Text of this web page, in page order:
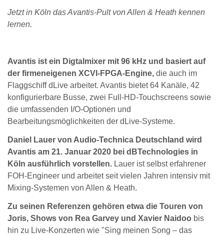
Jetzt in Köln das Avantis-Pult von Allen & Heath kennen
lernen.
Avantis ist ein Digtalmixer mit 96 kHz und basiert auf
der firmeneigenen XCVI-FPGA-Engine, die auch im
Flaggschiff dLive arbeitet. Avantis bietet 64 Kanäle, 42
konfigurierbare Busse, zwei Full-HD-Touchscreens sowie
die umfassenden I/O-Optionen und
Bearbeitungsmöglichkeiten der dLive-Systeme.
Daniel Lauer von Audio-Technica Deutschland wird
Avantis am 21. Januar 2020 bei dBTechnologies in
Köln ausführlich vorstellen. Lauer ist selbst erfahrener
FOH-Engineer und arbeitet seit vielen Jahren intensiv mit
Mixing-Systemen von Allen & Heath.
Zu seinen Referenzen gehören etwa die Touren von
Joris, Shows von Rea Garvey und Xavier Naidoo bis
hin zu Live-Konzerten wie "Sing meinen Song – das